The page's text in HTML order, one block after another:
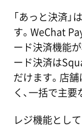
「あっと決済
す。WeChat
ード決済機能
ード決済は
だけます。店
く、一括で主
レジ機能とし